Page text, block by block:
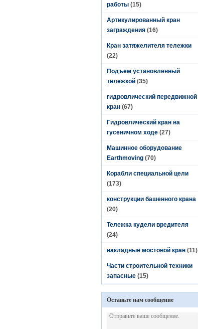
работы (15)
Артикулированный кран
заграждения (16)
Кран затяжелителя тележки
(22)
Подъем установленный
тележкой (35)
гидровлический передвижной
кран (67)
Гидровлический кран на
гусеничном ходе (27)
Машинное оборудование
Earthmoving (70)
Корабли специальной цели
(173)
конструкции башенного крана
(20)
Тележка кудели вредителя
(24)
накладные мостовой кран (11)
Части строительной техники
запасные (15)
Оставьте нам сообщение